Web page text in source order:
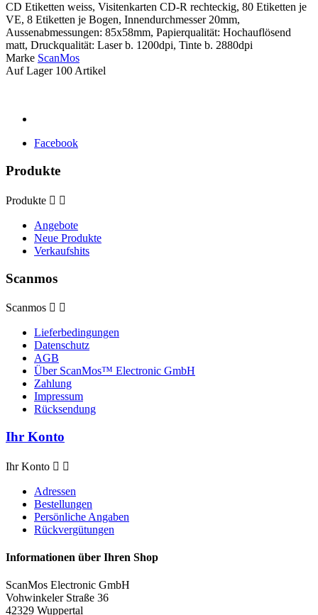
CD Etiketten weiss, Visitenkarten CD-R rechteckig, 80 Etiketten je
VE, 8 Etiketten je Bogen, Innendurchmesser 20mm,
Aussenabmessungen: 85x58mm, Papierqualität: Hochauflösend
matt, Druckqualität: Laser b. 1200dpi, Tinte b. 2880dpi
Marke ScanMos
Auf Lager 100 Artikel
Facebook
Produkte
Produkte  
Angebote
Neue Produkte
Verkaufshits
Scanmos
Scanmos  
Lieferbedingungen
Datenschutz
AGB
Über ScanMos™ Electronic GmbH
Zahlung
Impressum
Rücksendung
Ihr Konto
Ihr Konto  
Adressen
Bestellungen
Persönliche Angaben
Rückvergütungen
Informationen über Ihren Shop
ScanMos Electronic GmbH
Vohwinkeler Straße 36
42329 Wuppertal